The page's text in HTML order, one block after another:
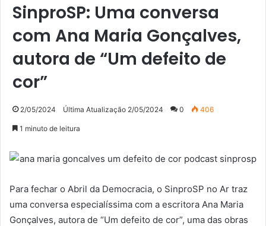
SinproSP: Uma conversa
com Ana Maria Gonçalves,
autora de “Um defeito de
cor”
2/05/2024 Última Atualização 2/05/2024 0 406
1 minuto de leitura
Para fechar o Abril da Democracia, o SinproSP no Ar traz
uma conversa especialíssima com a escritora Ana Maria
Gonçalves, autora de “Um defeito de cor”, uma das obras